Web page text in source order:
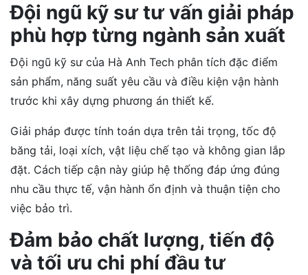
Đội ngũ kỹ sư tư vấn giải pháp
phù hợp từng ngành sản xuất
Đội ngũ kỹ sư của Hà Anh Tech phân tích đặc điểm
sản phẩm, năng suất yêu cầu và điều kiện vận hành
trước khi xây dựng phương án thiết kế.
Giải pháp được tính toán dựa trên tải trọng, tốc độ
băng tải, loại xích, vật liệu chế tạo và không gian lắp
đặt. Cách tiếp cận này giúp hệ thống đáp ứng đúng
nhu cầu thực tế, vận hành ổn định và thuận tiện cho
việc bảo trì.
Đảm bảo chất lượng, tiến độ
và tối ưu chi phí đầu tư